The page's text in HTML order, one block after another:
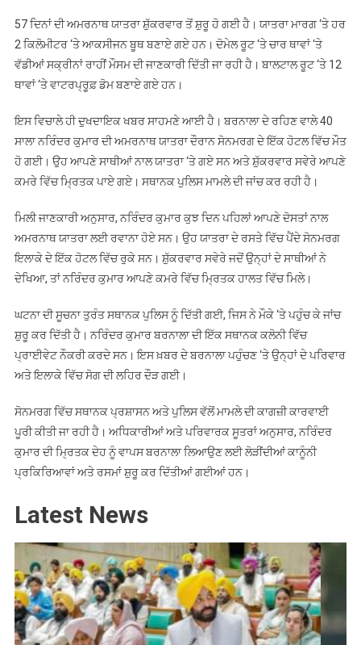
ਵਿਅਕਤੀ
ਦੀ
ਮੌਤ
57 ਦਿਨਾਂ ਦੀ ਅਮਰਨਾਥ ਯਾਤਰਾ ਸ਼ੁੱਕਰਵਾਰ ਤੋਂ ਸ਼ੁਰੂ ਹੋ ਗਈ ਹੈ। ਯਾਤਰਾ ਮਾਰਗ ‘ਤੇ ਹਰ
2 ਕਿਲੋਮੀਟਰ ‘ਤੇ ਆਕਸੀਜਨ ਬੂਥ ਬਣਾਏ ਗਏ ਹਨ। ਦੋਮੇਲ ਰੂਟ ‘ਤੇ ਚਾਰ ਥਾਵਾਂ ‘ਤੇ
ਵੱਡੀਆਂ ਸਕ੍ਰੀਨਾਂ ਰਾਹੀਂ ਮੌਸਮ ਦੀ ਜਾਣਕਾਰੀ ਦਿੱਤੀ ਜਾ ਰਹੀ ਹੈ। ਬਾਲਟਾਲ ਰੂਟ ‘ਤੇ 12
ਥਾਵਾਂ ‘ਤੇ ਵਾਟਰਪ੍ਰੂਫ਼ ਡੋਮ ਬਣਾਏ ਗਏ ਹਨ।
ਇਸ ਵਿਚਾਲੇ ਹੀ ਦੁਖਦਾਇਕ ਖਬਰ ਸਾਹਮਣੇ ਆਈ ਹੈ। ਬਰਨਾਲਾ ਦੇ ਰਹਿਣ ਵਾਲੇ 40
ਸਾਲਾ ਨਰਿੰਦਰ ਕੁਮਾਰ ਦੀ ਅਮਰਨਾਥ ਯਾਤਰਾ ਦੌਰਾਨ ਸੋਨਮਰਗ ਦੇ ਇੱਕ ਹੋਟਲ ਵਿੱਚ ਮੌਤ
ਹੋ ਗਈ। ਉਹ ਆਪਣੇ ਸਾਥੀਆਂ ਨਾਲ ਯਾਤਰਾ ‘ਤੇ ਗਏ ਸਨ ਅਤੇ ਸ਼ੁੱਕਰਵਾਰ ਸਵੇਰੇ ਆਪਣੇ
ਕਮਰੇ ਵਿੱਚ ਮ੍ਰਿਤਕ ਪਾਏ ਗਏ। ਸਥਾਨਕ ਪੁਲਿਸ ਮਾਮਲੇ ਦੀ ਜਾਂਚ ਕਰ ਰਹੀ ਹੈ।
ਮਿਲੀ ਜਾਣਕਾਰੀ ਅਨੁਸਾਰ, ਨਰਿੰਦਰ ਕੁਮਾਰ ਕੁਝ ਦਿਨ ਪਹਿਲਾਂ ਆਪਣੇ ਦੋਸਤਾਂ ਨਾਲ
ਅਮਰਨਾਥ ਯਾਤਰਾ ਲਈ ਰਵਾਨਾ ਹੋਏ ਸਨ। ਉਹ ਯਾਤਰਾ ਦੇ ਰਸਤੇ ਵਿੱਚ ਪੈਂਦੇ ਸੋਨਮਰਗ
ਇਲਾਕੇ ਦੇ ਇੱਕ ਹੋਟਲ ਵਿੱਚ ਰੁਕੇ ਸਨ। ਸ਼ੁੱਕਰਵਾਰ ਸਵੇਰੇ ਜਦੋਂ ਉਨ੍ਹਾਂ ਦੇ ਸਾਥੀਆਂ ਨੇ
ਦੇਖਿਆ, ਤਾਂ ਨਰਿੰਦਰ ਕੁਮਾਰ ਆਪਣੇ ਕਮਰੇ ਵਿੱਚ ਮ੍ਰਿਤਕ ਹਾਲਤ ਵਿੱਚ ਮਿਲੇ।
ਘਟਨਾ ਦੀ ਸੂਚਨਾ ਤੁਰੰਤ ਸਥਾਨਕ ਪੁਲਿਸ ਨੂੰ ਦਿੱਤੀ ਗਈ, ਜਿਸ ਨੇ ਮੌਕੇ ‘ਤੇ ਪਹੁੰਚ ਕੇ ਜਾਂਚ
ਸ਼ੁਰੂ ਕਰ ਦਿੱਤੀ ਹੈ। ਨਰਿੰਦਰ ਕੁਮਾਰ ਬਰਨਾਲਾ ਦੀ ਇੱਕ ਸਥਾਨਕ ਕਲੋਨੀ ਵਿੱਚ
ਪ੍ਰਾਈਵੇਟ ਨੌਕਰੀ ਕਰਦੇ ਸਨ। ਇਸ ਖ਼ਬਰ ਦੇ ਬਰਨਾਲਾ ਪਹੁੰਚਣ ‘ਤੇ ਉਨ੍ਹਾਂ ਦੇ ਪਰਿਵਾਰ
ਅਤੇ ਇਲਾਕੇ ਵਿੱਚ ਸੋਗ ਦੀ ਲਹਿਰ ਦੌੜ ਗਈ।
ਸੋਨਮਰਗ ਵਿੱਚ ਸਥਾਨਕ ਪ੍ਰਸ਼ਾਸਨ ਅਤੇ ਪੁਲਿਸ ਵੱਲੋਂ ਮਾਮਲੇ ਦੀ ਕਾਗਜ਼ੀ ਕਾਰਵਾਈ
ਪੂਰੀ ਕੀਤੀ ਜਾ ਰਹੀ ਹੈ। ਅਧਿਕਾਰੀਆਂ ਅਤੇ ਪਰਿਵਾਰਕ ਸੂਤਰਾਂ ਅਨੁਸਾਰ, ਨਰਿੰਦਰ
ਕੁਮਾਰ ਦੀ ਮ੍ਰਿਤਕ ਦੇਹ ਨੂੰ ਵਾਪਸ ਬਰਨਾਲਾ ਲਿਆਉਣ ਲਈ ਲੋੜੀਂਦੀਆਂ ਕਾਨੂੰਨੀ
ਪ੍ਰਕਿਰਿਆਵਾਂ ਅਤੇ ਰਸਮਾਂ ਸ਼ੁਰੂ ਕਰ ਦਿੱਤੀਆਂ ਗਈਆਂ ਹਨ।
Latest News